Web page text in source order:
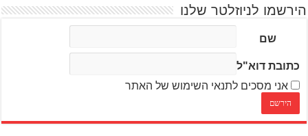
הירשמו לניוזלטר שלנו
שם
כתובת דוא"ל
אני מסכים לתנאי השימוש של האתר